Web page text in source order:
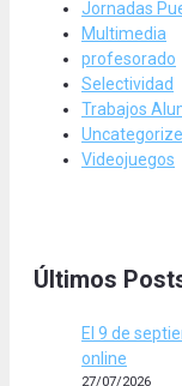
Jornadas
Multimedia
profesorado
Selectividad
Trabajos
Videojuegos
Últimos
El 9 de
online
27/07/2026